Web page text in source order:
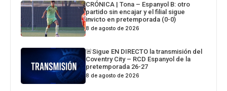
CRÓNICA | Tona – Espanyol B: otro
partido sin encajar y el filial sigue
invicto en pretemporada (0-0)
8 de agosto de 2026
🚨Sigue EN DIRECTO la transmisión del
Coventry City – RCD Espanyol de la
pretemporada 26-27
8 de agosto de 2026